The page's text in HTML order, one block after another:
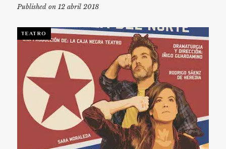
Published on 12 abril 2018
TEATRO